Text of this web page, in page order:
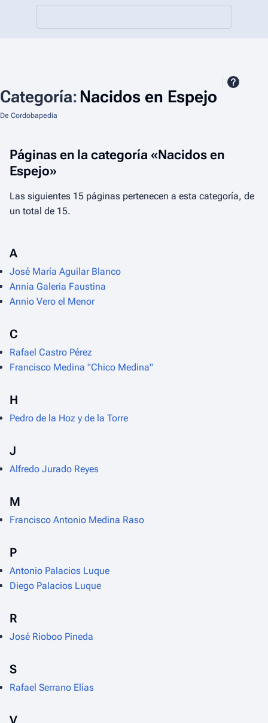
Categoría: Nacidos en Espejo
De Cordobapedia
Páginas en la categoría «Nacidos en
Espejo»
Las siguientes 15 páginas pertenecen a esta categoría, de
un total de 15.
A
José María Aguilar Blanco
Annia Galeria Faustina
Annio Vero el Menor
C
Rafael Castro Pérez
Francisco Medina "Chico Medina"
H
Pedro de la Hoz y de la Torre
J
Alfredo Jurado Reyes
M
Francisco Antonio Medina Raso
P
Antonio Palacios Luque
Diego Palacios Luque
R
José Rioboo Pineda
S
Rafael Serrano Elías
V